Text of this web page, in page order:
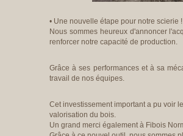
• Une nouvelle étape pour notre scierie !
Nous sommes heureux d'annoncer
renforcer notre capacité de production.
Grâce à ses performances et à sa
travail de nos équipes.
Cet investissement important a pu voir
valorisation du bois.
Un grand merci également à Fibois